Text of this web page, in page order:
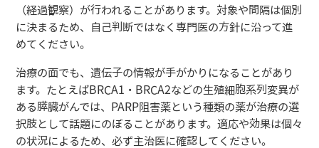
（経過観察）が行われることがあります。対象や間隔は個別
に決まるため、自己判断ではなく専門医の方針に沿って進
めてください。
治療の面でも、遺伝子の情報が手がかりになることがあり
ます。たとえばBRCA1・BRCA2などの生殖細胞系列変異が
ある膵臓がんでは、PARP阻害薬という種類の薬が治療の選
択肢として話題にのぼることがあります。適応や効果は個々
の状況によるため、必ず主治医に確認してください。